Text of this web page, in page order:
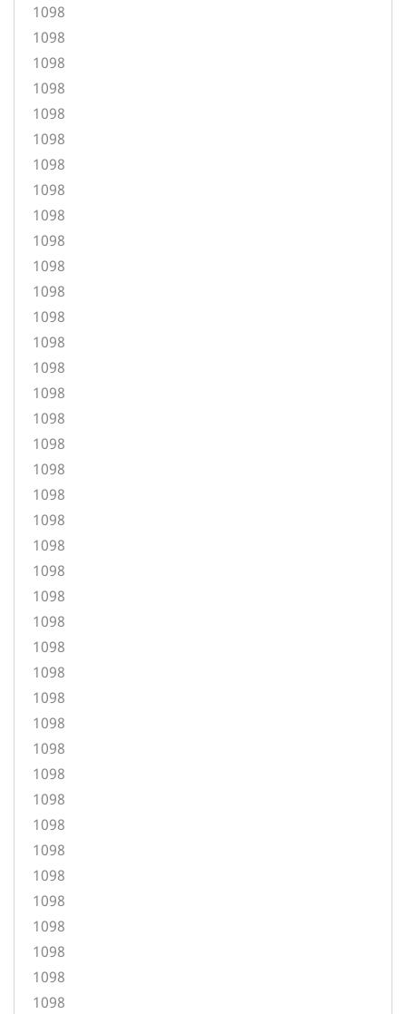
1098
1098
1098
1098
1098
1098
1098
1098
1098
1098
1098
1098
1098
1098
1098
1098
1098
1098
1098
1098
1098
1098
1098
1098
1098
1098
1098
1098
1098
1098
1098
1098
1098
1098
1098
1098
1098
1098
1098
1098